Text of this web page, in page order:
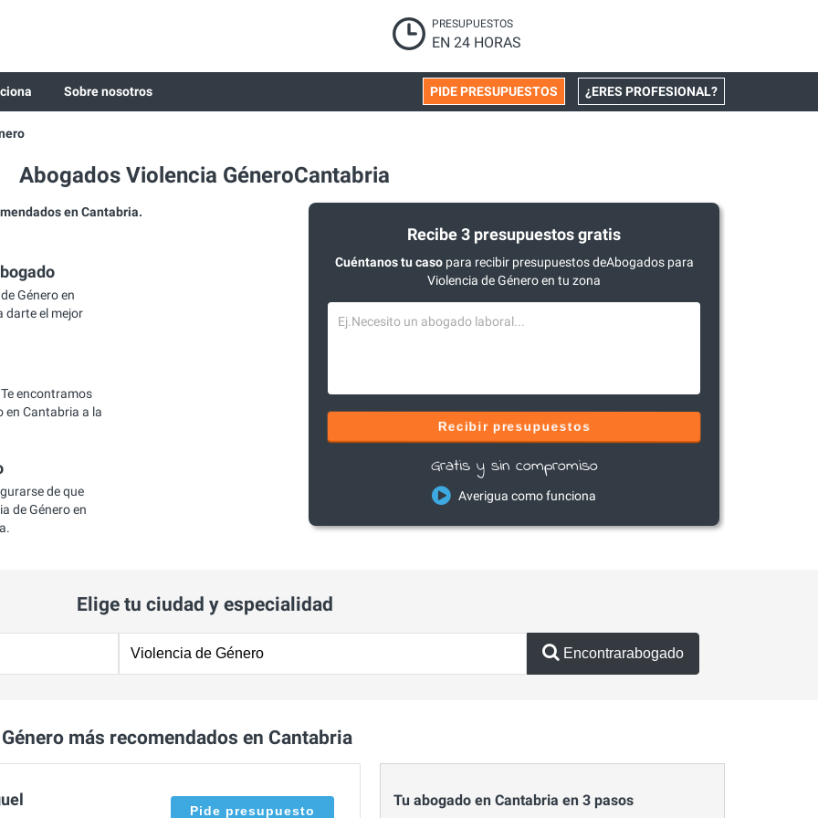
PRESUPUESTOS
EN 24 HORAS
Sobre nosotros ¿ERES PROFESIONAL?
PIDE PRESUPUESTOS
Abogados Violencia GéneroCantabria
en Cantabria.
Género en
darte el mejor
encontramos
en Cantabria a la
de que
de Género en
Recibe 3 presupuestos gratis
Cuéntanos tu casopara recibir presupuestos deAbogados para
Violencia de Género en tu zona
Recibir presupuestos
Gratis y sin compromiso
Averigua como funciona
Elige tu ciudad y especialidad
Encontrarabogado
más recomendados en Cantabria
Pide presupuesto
Tu abogado en Cantabria en 3 pasos